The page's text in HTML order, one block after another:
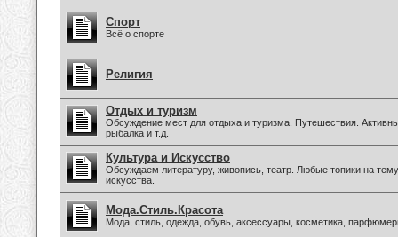
Спорт
Всё о спорте
Религия
Отдых и туризм
Обсуждение мест для отдыха и туризма. Путешествия.
рыбалка и т.д.
Культура и Искусство
Обсуждаем литературу, живопись, театр. Любые топики на
искусства.
Мода.Стиль.Красота
Мода, стиль, одежда, обувь, аксессуары, косметика,